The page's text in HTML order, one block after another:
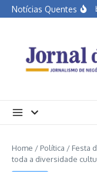
Ir para o conteúdo
Notícias Quentes
Home / Política / Festa
toda a diversidade